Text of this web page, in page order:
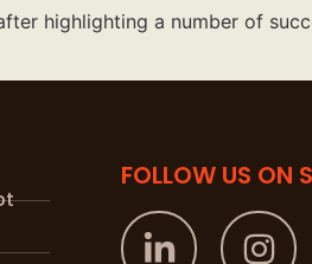
highlighting a number of
FOLLOW US ON